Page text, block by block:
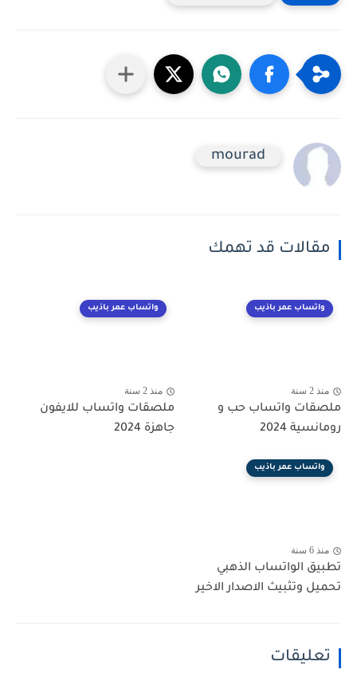
mourad
مقالات قد تهمك
واتساب عمر باذيب
منذ 2 سنة
ملصقات واتساب حب و
رومانسية 2024
واتساب عمر باذيب
منذ 2 سنة
ملصقات واتساب للايفون
جاهزة 2024
واتساب عمر باذيب
منذ 6 سنة
تطبيق الواتساب الذهبي
تحميل وتثبيث الاصدار الاخير
تعليقات